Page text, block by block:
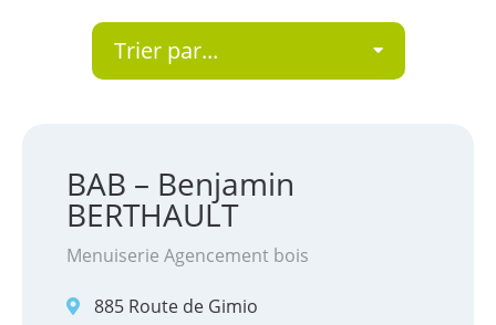
BAB – Benjamin
BERTHAULT
Menuiserie Agencement bois
885 Route de Gimio